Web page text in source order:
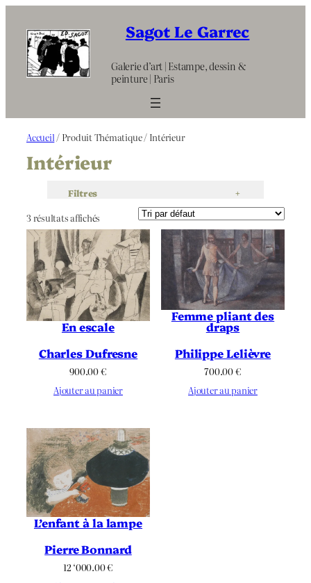
contenu
Sagot Le Garrec
Galerie d’art | Estampe, dessin &
peinture | Paris
Accueil / Produit Thématique / Intérieur
Intérieur
Filtres +
3 résultats affichés
En escale
Charles Dufresne
900.00€
Ajouter au panier
Femme pliant des
draps
Philippe Lelièvre
700.00€
Ajouter au panier
L’enfant à la lampe
Pierre Bonnard
12 ‘000.00€